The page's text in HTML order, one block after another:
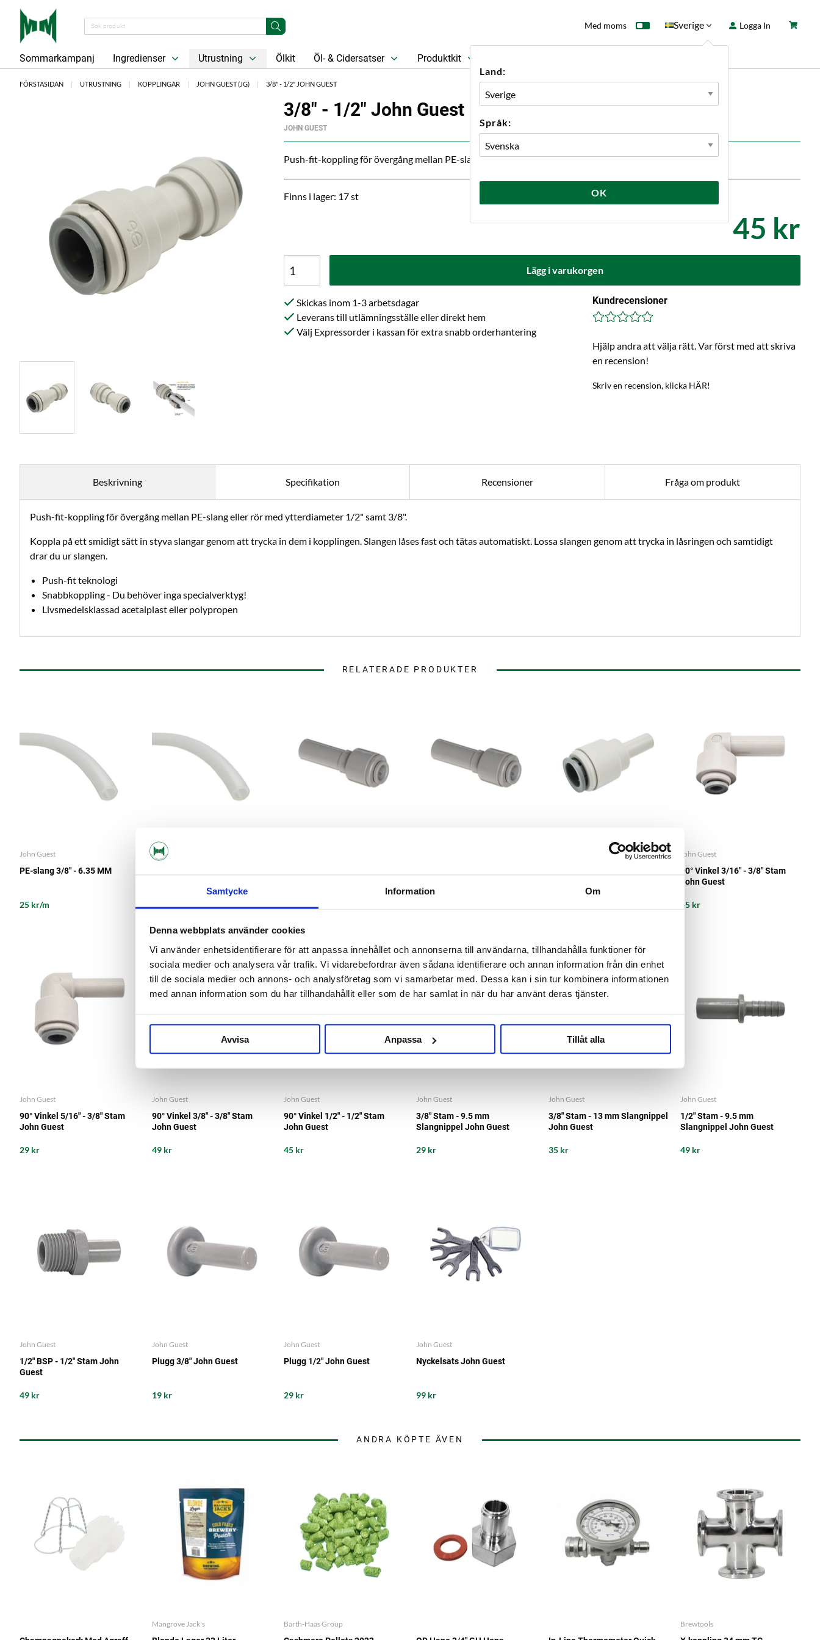
Samtycke Information Om
Denna webbplats använder cookies
Vi använder enhetsidentifierare för att anpassa innehållet och annonserna till användarna, tillhandahålla funktioner för
sociala medier och analysera vår trafik. Vi vidarebefordrar även sådana identifierare och annan information från din enhet
till de sociala medier och annons- och analysföretag som vi samarbetar med. Dessa kan i sin tur kombinera informationen
med annan information som du har tillhandahållit eller som de har samlat in när du har använt deras tjänster.
Avvisa Anpassa Tillåt alla
Med moms Sverige
Land:
Språk:
OK
Logga In
Sommarkampanj Ingredienser Utrustning Ölkit Öl- & Cidersatser Produktkit
FÖRSTASIDAN UTRUSTNING KOPPLINGAR JOHN GUEST (JG) 3/8" - 1/2" JOHN GUEST
3/8" - 1/2" John Guest
JOHN GUEST
Push-fit-koppling för övergång mellan PE-slang eller rör med ytterdiameter 1/2" samt 3/8".
Finns i lager: 17 st
45 kr
Lägg i varukorgen
Skickas inom 1-3 arbetsdagar
Leverans till utlämningsställe eller direkt hem
Välj Expressorder i kassan för extra snabb orderhantering
Kundrecensioner
Hjälp andra att välja rätt. Var först med att skriva
en recension!
Skriv en recension, klicka HÄR!
Beskrivning Specifikation Recensioner Fråga om produkt
Push-fit-koppling för övergång mellan PE-slang eller rör med ytterdiameter 1/2" samt 3/8".
Koppla på ett smidigt sätt in styva slangar genom att trycka in dem i kopplingen. Slangen låses fast och tätas automatiskt. Lossa slangen genom att trycka in låsringen och samtidigt
drar du ur slangen.
Push-fit teknologi
Snabbkoppling - Du behöver inga specialverktyg!
Livsmedelsklassad acetalplast eller polypropen
RELATERADE PRODUKTER
John Guest
PE-slang 3/8" - 6.35 MM
25 kr/m
John Guest
29 kr/m 29 kr
John Guest
90° Vinkel 3/16" - 3/8" Stam
John Guest
45 kr
John Guest
90° Vinkel 5/16" - 3/8" Stam
John Guest
29 kr
John Guest
90° Vinkel 3/8" - 3/8" Stam
John Guest
49 kr
John Guest
90° Vinkel 1/2" - 1/2" Stam
John Guest
45 kr
John Guest
3/8" Stam - 9.5 mm
Slangnippel John Guest
29 kr
John Guest
3/8" Stam - 13 mm Slangnippel
John Guest
35 kr
John Guest
1/2" Stam - 9.5 mm
Slangnippel John Guest
49 kr
John Guest
1/2" BSP - 1/2" Stam John
Guest
49 kr
John Guest
Plugg 3/8" John Guest
19 kr
John Guest
Plugg 1/2" John Guest
29 kr
John Guest
Nyckelsats John Guest
99 kr
ANDRA KÖPTE ÄVEN
Mangrove Jack's Barth-Haas Group Brewtools